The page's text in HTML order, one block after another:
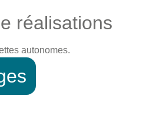
réalisations
autonomes.